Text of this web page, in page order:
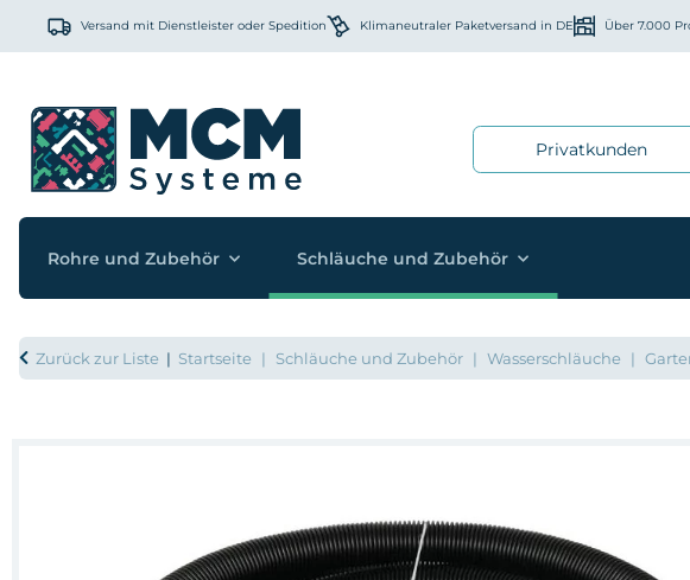
Versand mit Dienstleister oder Spedition Klimaneutraler Paketversand in DE Über 7.000
Privatkunden
Rohre und Zubehör Schläuche und Zubehör
Zurück zur Liste Startseite Schläuche und Zubehör Wasserschläuche